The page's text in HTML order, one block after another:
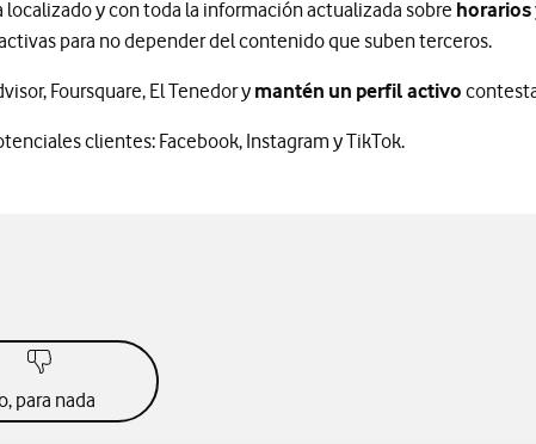
localizado y con toda la información actualizada sobre
para no depender del contenido que suben terceros.
Foursquare, El Tenedor y mantén un perfil activo
clientes: Facebook, Instagram y TikTok.
para nada